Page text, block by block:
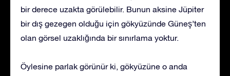
bir derece uzakta görülebilir. Bunun aksine Jüpiter
bir dış gezegen olduğu için gökyüzünde Güneş’ten
olan görsel uzaklığında bir sınırlama yoktur.
Öylesine parlak görünür ki, gökyüzüne o anda